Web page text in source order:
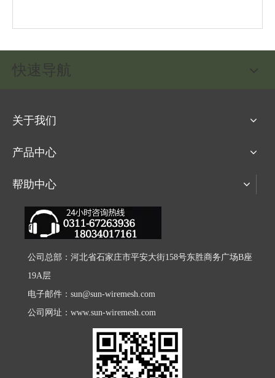
快速导航
关于我们
产品中心
帮助中心
公司总部：河北省石家庄市平安大街158号东胜商务广场B座
19A层
电子邮件： sun@sun-wiremesh.com
公司网址： www.sun-wiremesh.com